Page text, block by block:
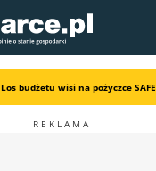
Los budżetu wisi na pożyczce SAFE